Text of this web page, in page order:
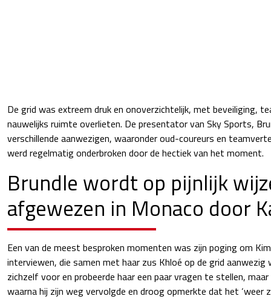
De grid was extreem druk en onoverzichtelijk, met beveiliging,
nauwelijks ruimte overlieten. De presentator van Sky Sports,
verschillende aanwezigen, waaronder oud-coureurs en
werd regelmatig onderbroken door de hectiek van het moment.
Brundle wordt op pijnlijk
afgewezen in Monaco door
Een van de meest besproken momenten was zijn poging om
interviewen, die samen met haar zus Khloé op de grid aanwezig
zichzelf voor en probeerde haar een paar vragen te stellen,
waarna hij zijn weg vervolgde en droog opmerkte dat het ‘weer